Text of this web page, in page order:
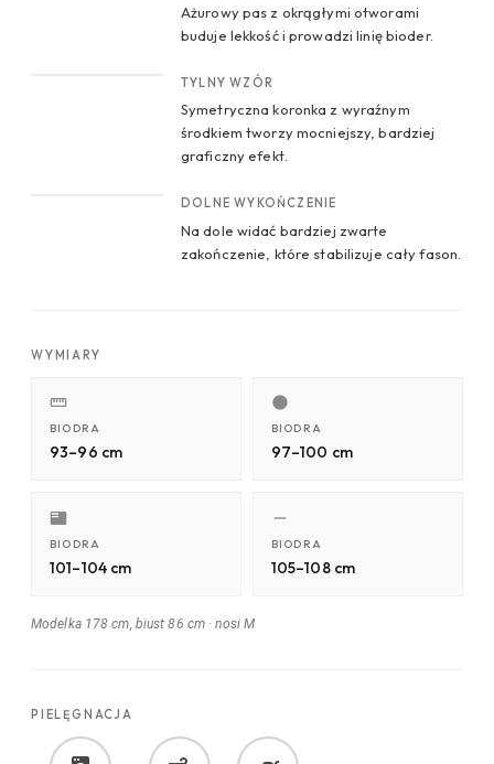
Ażurowy pas z okrągłymi otworami
buduje lekkość i prowadzi linię bioder.
TYLNY WZÓR
Symetryczna koronka z wyraźnym
środkiem tworzy mocniejszy, bardziej
graficzny efekt.
DOLNE WYKOŃCZENIE
Na dole widać bardziej zwarte
zakończenie, które stabilizuje cały fason.
WYMIARY
BIODRA
93–96 cm
BIODRA
97–100 cm
BIODRA
101–104 cm
BIODRA
105–108 cm
Modelka 178 cm, biust 86 cm ·nosi M
PIELĘGNACJA